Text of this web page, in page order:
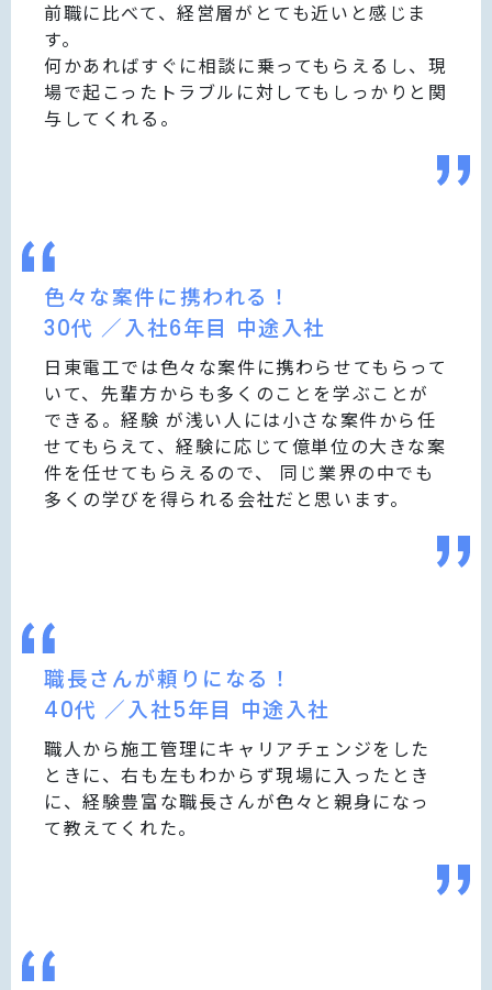
前職に比べて、経営層がとても近いと感じま
す。
何かあればすぐに相談に乗ってもらえるし、現
場で起こったトラブルに対してもしっかりと関
与してくれる。
色々な案件に携われる！
30代 ／入社6年目 中途入社
日東電工では色々な案件に携わらせてもらって
いて、先輩方からも多くのことを学ぶことが
できる。経験 が浅い人には小さな案件から任
せてもらえて、経験に応じて億単位の大きな案
件を任せてもらえるので、 同じ業界の中でも
多くの学びを得られる会社だと思います。
職長さんが頼りになる！
40代 ／入社5年目 中途入社
職人から施工管理にキャリアチェンジをした
ときに、右も左もわからず現場に入ったとき
に、経験豊富な職長さんが色々と親身になっ
て教えてくれた。